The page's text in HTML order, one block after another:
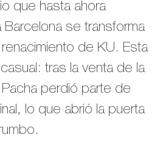
que hasta ahora
Barcelona se transforma
de KU. Esta
tras la venta de la
perdió parte de
lo que abrió la puerta